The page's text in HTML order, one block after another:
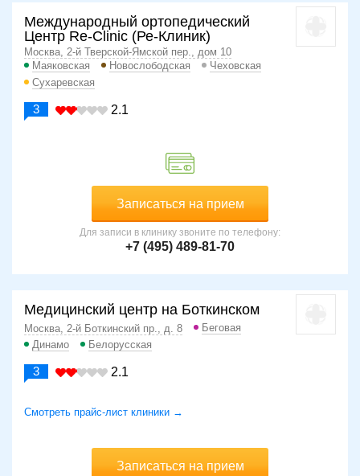
Международный ортопедический
Центр Re-Clinic (Ре-Клиник)
Москва, 2-й Тверской-Ямской пер., дом 10
Маяковская
Новослободская
Чеховская
Сухаревская
3 2.1
Записаться на прием
Для записи в клинику звоните по телефону:
+7 (495) 489-81-70
Медицинский центр на Боткинском
Москва, 2-й Боткинский пр., д. 8
Беговая
Динамо
Белорусская
3 2.1
Смотреть прайс-лист клиники →
Записаться на прием